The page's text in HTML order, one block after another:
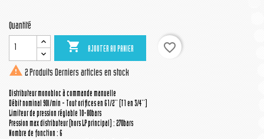
Quantité
 AJOUTER AU PANIER
favorite_border
 2 Produits Derniers articles en stock
Distributeur monobloc à commande manuelle
Débit nominal 90l/min - Tout orifices en G1/2'' (T1 en 3/4'')
Limiteur de pression réglable 10-80bars
Pression max distributeur (hors LP principal) : 270bars
Nombre de fonction : 6